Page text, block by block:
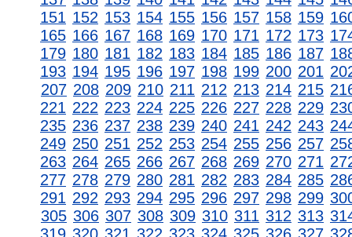
151 152 153 154 155 156 157 158 159
165 166 167 168 169 170 171 172 173
179 180 181 182 183 184 185 186 187
193 194 195 196 197 198 199 200 201
207 208 209 210 211 212 213 214 215
221 222 223 224 225 226 227 228 229
235 236 237 238 239 240 241 242 243
249 250 251 252 253 254 255 256 257
263 264 265 266 267 268 269 270 271
277 278 279 280 281 282 283 284 285
291 292 293 294 295 296 297 298 299
305 306 307 308 309 310 311 312 313